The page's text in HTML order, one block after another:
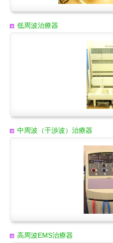
低周波治療器
中周波（干渉波）治療器
高周波EMS治療器